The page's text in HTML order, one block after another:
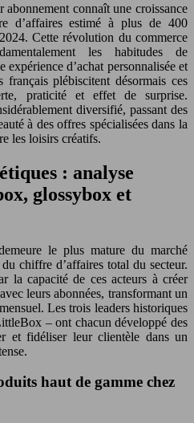
connaît une croissance
d’affaires estimé à plus de 400
Cette révolution du commerce
les habitudes de
expérience d’achat personnalisée et
français plébiscitent désormais ces
praticité et effet de surprise.
diversifié, passant des
à des offres spécialisées dans la
les loisirs créatifs.
: analyse
glossybox et
le plus mature du marché
chiffre d’affaires total du secteur.
la capacité de ces acteurs à créer
leurs abonnées, transformant un
Les trois leaders historiques
– ont chacun développé des
et fidéliser leur clientèle dans un
haut de gamme chez